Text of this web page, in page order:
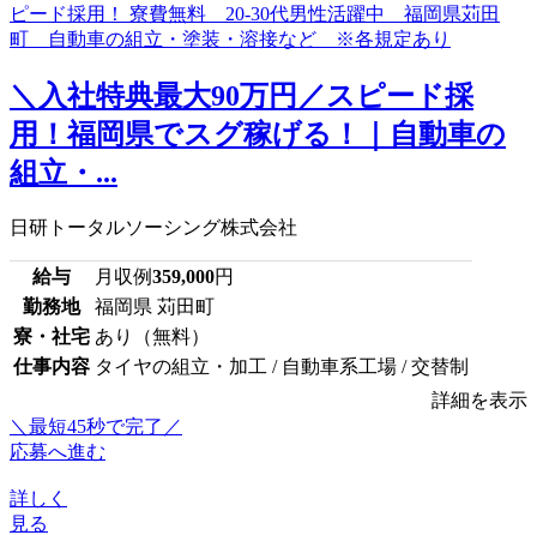
＼入社特典最大90万円／スピード採
用！福岡県でスグ稼げる！｜自動車の
組立・...
日研トータルソーシング株式会社
給与 月収例359,000円
勤務地
福岡県 苅田町
寮・社宅 あり（無料）
仕事内容 タイヤの組立・加工 / 自動車系工場 / 交替制
詳細を表示
＼最短45秒で完了／
応募へ進む
詳しく
見る